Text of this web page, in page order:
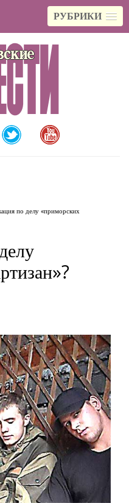
РУБРИКИ
по делу «приморских